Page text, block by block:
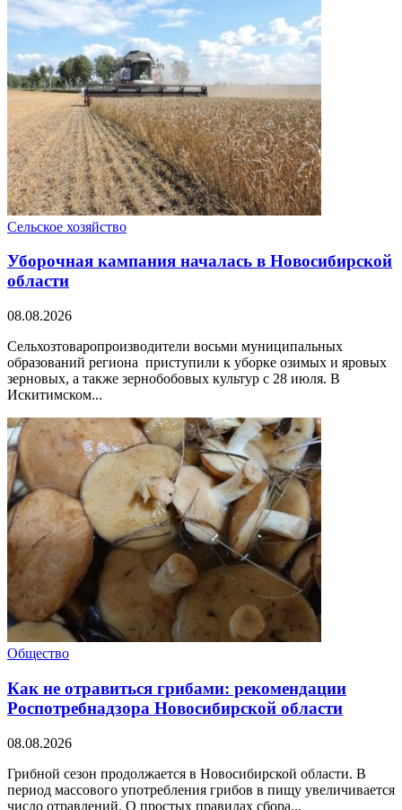
Сельское хозяйство
Уборочная кампания началась в Новосибирской
области
08.08.2026
Сельхозтоваропроизводители восьми муниципальных
образований региона приступили к уборке озимых и яровых
зерновых, а также зернобобовых культур с 28 июля. В
Искитимском...
Общество
Как не отравиться грибами: рекомендации
Роспотребнадзора Новосибирской области
08.08.2026
Грибной сезон продолжается в Новосибирской области. В
период массового употребления грибов в пищу увеличивается
число отравлений. О простых правилах сбора...